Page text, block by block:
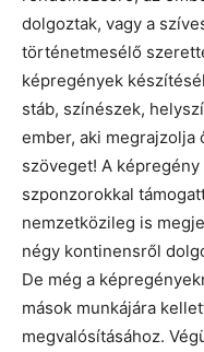
dolgoztak, vagy a
történetmesélő
képregények
stáb, színészek,
ember, aki megrajzolja
szöveget! A
szponzorokkal
nemzetközileg is
négy kontinensről
De még a
mások munkájára
megvalósításához.